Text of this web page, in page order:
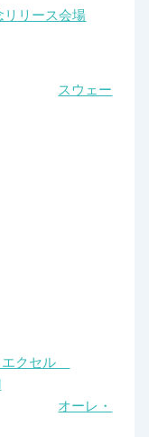
リリース会場
スウェー
エクセル
オーレ・